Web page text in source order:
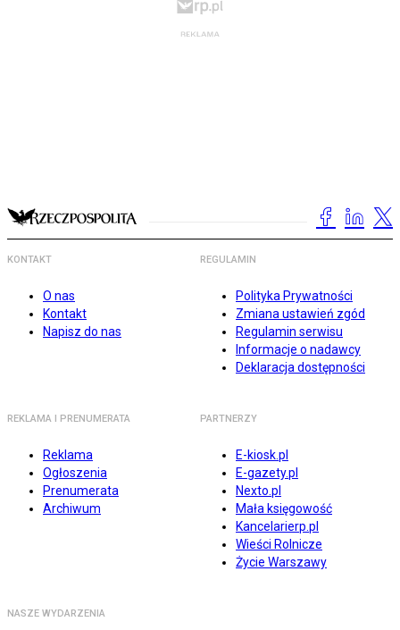
KONTAKT
O nas
Kontakt
Napisz do nas
REGULAMIN
Polityka Prywatności
Zmiana ustawień zgód
Regulamin serwisu
Informacje o nadawcy
Deklaracja dostępności
REKLAMA I PRENUMERATA
Reklama
Ogłoszenia
Prenumerata
Archiwum
PARTNERZY
E-kiosk.pl
E-gazety.pl
Nexto.pl
Mała księgowość
Kancelarierp.pl
Wieści Rolnicze
Życie Warszawy
NASZE WYDARZENIA